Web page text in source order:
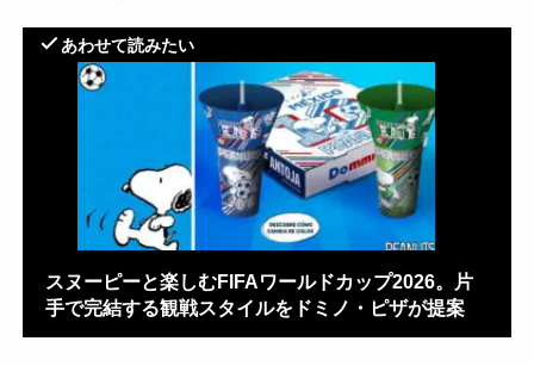
あわせて読みたい
スヌーピーと楽しむFIFAワールドカップ2026。片
手で完結する観戦スタイルをドミノ・ピザが提案